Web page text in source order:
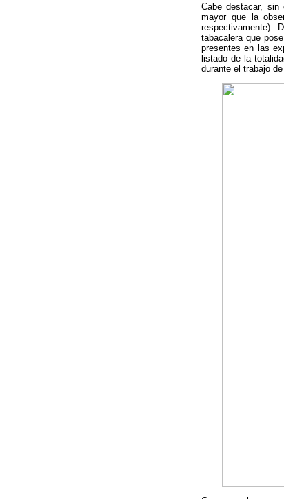
Cabe destacar, sin
mayor que la
respectivamente).
tabacalera que
presentes en las
listado de la
durante el trabajo de